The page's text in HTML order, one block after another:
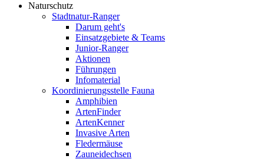
Naturschutz
Stadtnatur-Ranger
Darum geht's
Einsatzgebiete & Teams
Junior-Ranger
Aktionen
Führungen
Infomaterial
Koordinierungsstelle Fauna
Amphibien
ArtenFinder
ArtenKenner
Invasive Arten
Fledermäuse
Zauneidechsen